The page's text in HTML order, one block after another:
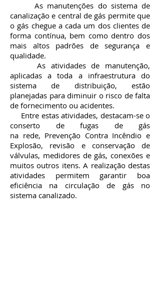
As manutenções do sistema de
canalização e central de gás permite que
o gás chegue a cada um dos clientes de
forma contínua, bem como dentro dos
mais altos padrões de segurança e
qualidade.
As atividades de manutenção,
aplicadas a toda a infraestrutura do
sistema de distribuição, estão
planejadas para diminuir o risco de falta
de fornecimento ou acidentes.
Entre estas atividades, destacam-se o
conserto de fugas de gás
na rede, Prevenção Contra Incêndio e
Explosão, revisão e conservação de
válvulas, medidores de gás, conexões e
muitos outros itens. A realização destas
atividades permitem garantir boa
eficiência na circulação de gás no
sistema canalizado.